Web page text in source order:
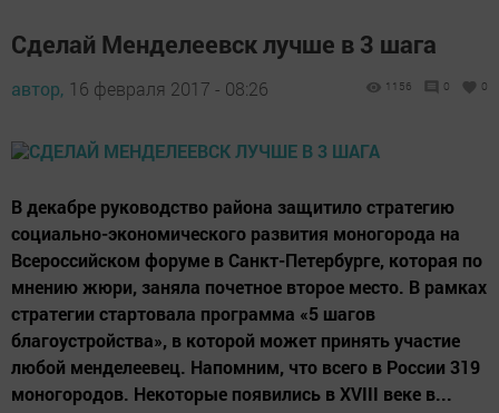
Сделай Менделеевск лучше в 3 шага
автор, 16 февраля 2017 - 08:26 1156 0 0
В декабре руководство района защитило стратегию
социально-экономического развития моногорода на
Всероссийском форуме в Санкт-Петербурге, которая по
мнению жюри, заняла почетное второе место. В рамках
стратегии стартовала программа «5 шагов
благоустройства», в которой может принять участие
любой менделеевец. Напомним, что всего в России 319
моногородов. Некоторые появились в XVIII веке в...